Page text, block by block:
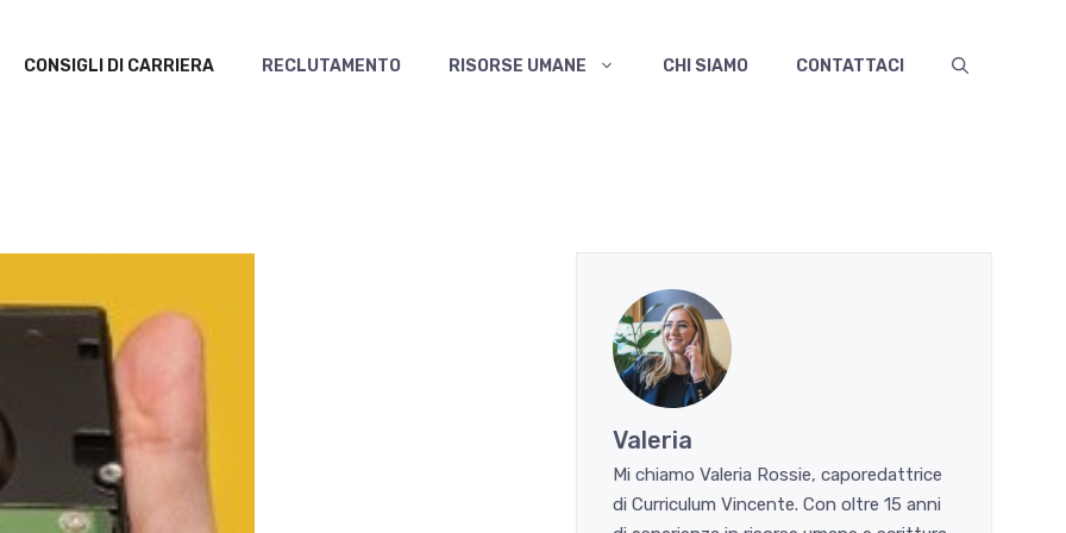
CONSIGLI DI CARRIERA RECLUTAMENTO RISORSE UMANE CHI SIAMO CONTATTACI
Valeria
Mi chiamo Valeria Rossie, caporedattrice
di Curriculum Vincente. Con oltre 15 anni